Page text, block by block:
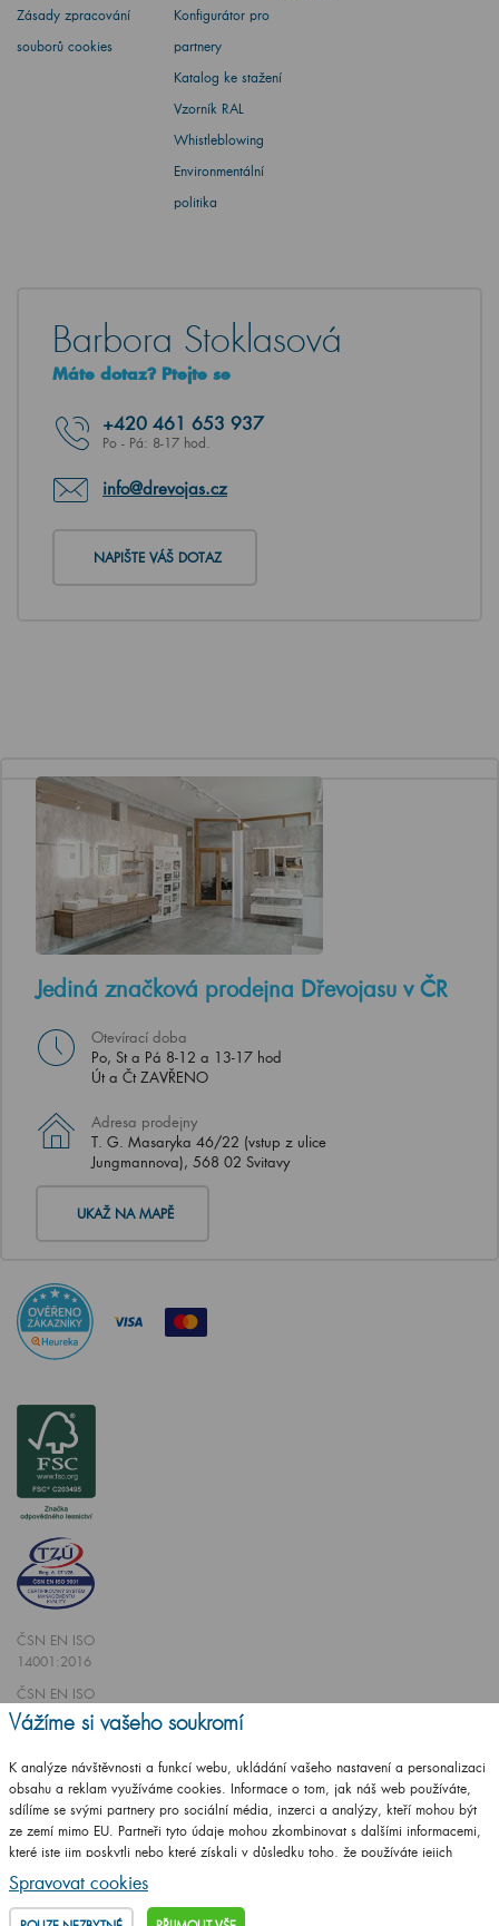
Zásady zpracování
souborů cookies
Konfigurátor pro
partnery
Katalog ke stažení
Vzorník RAL
Whistleblowing
Environmentální
politika
Barbora Stoklasová
Máte dotaz? Ptejte se
+420 461 653 937
Po - Pá: 8-17 hod.
info@drevojas.cz
NAPIŠTE VÁŠ DOTAZ
Jediná značková prodejna Dřevojasu v ČR
Otevírací doba
Po, St a Pá 8-12 a 13-17 hod
Út a Čt ZAVŘENO
Adresa prodejny
T. G. Masaryka 46/22 (vstup z ulice
Jungmannova), 568 02 Svitavy
UKAŽ NA MAPĚ
ČSN EN ISO
14001:2016
ČSN EN ISO
9001:2016
Vytvořilo studio CZECHGROUP.cz
© 2009 - 2025 Koupelnový nábytek Dřevojas v. d.,
Vážíme si vašeho soukromí
K analýze návštěvnosti a funkcí webu, ukládání vašeho nastavení a personalizaci
obsahu a reklam využíváme cookies. Informace o tom, jak náš web používáte,
sdílíme se svými partnery pro sociální média, inzerci a analýzy, kteří mohou být
ze zemí mimo EU. Partneři tyto údaje mohou zkombinovat s dalšími informacemi,
které jste jim poskytli nebo které získali v důsledku toho, že používáte jejich
služby.
Podrobné informace
Spravovat cookies